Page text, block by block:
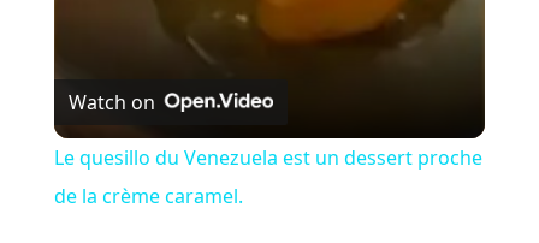
i
Watch on
Le quesillo du Venezuela est un dessert proche
de la crème caramel.